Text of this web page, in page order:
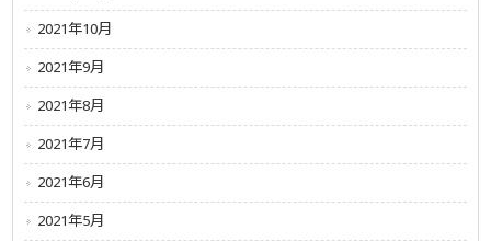
2021年10月
2021年9月
2021年8月
2021年7月
2021年6月
2021年5月